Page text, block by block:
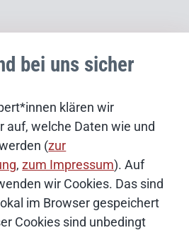
bei uns sicher
klären wir
auf, welche Daten wie und
(zur
,zum Impressum). Auf
wir Cookies. Das sind
im Browser gespeichert
Cookies sind unbedingt